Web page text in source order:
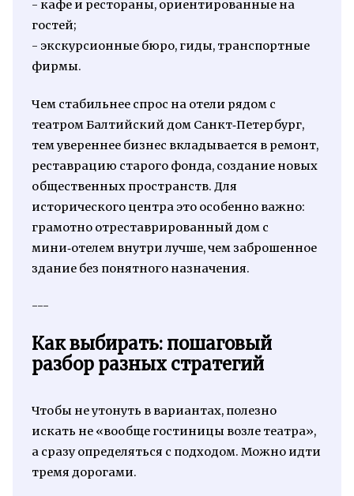
- кафе и рестораны, ориентированные на
гостей;
- экскурсионные бюро, гиды, транспортные
фирмы.
Чем стабильнее спрос на отели рядом с
театром Балтийский дом Санкт‑Петербург,
тем увереннее бизнес вкладывается в ремонт,
реставрацию старого фонда, создание новых
общественных пространств. Для
исторического центра это особенно важно:
грамотно отреставрированный дом с
мини‑отелем внутри лучше, чем заброшенное
здание без понятного назначения.
---
Как выбирать: пошаговый
разбор разных стратегий
Чтобы не утонуть в вариантах, полезно
искать не «вообще гостиницы возле театра»,
а сразу определяться с подходом. Можно идти
тремя дорогами.